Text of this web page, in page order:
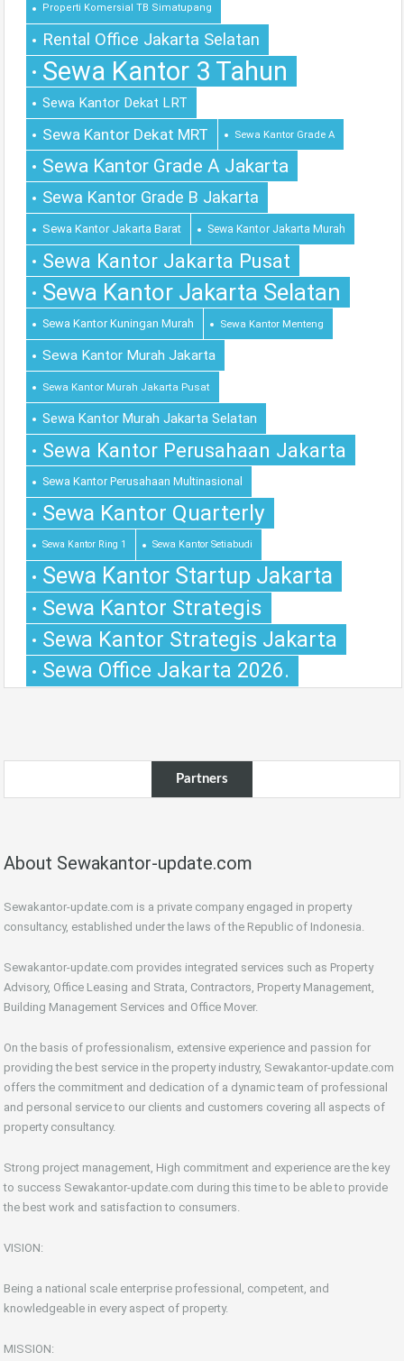
Properti Komersial TB Simatupang
Rental Office Jakarta Selatan
Sewa Kantor 3 Tahun
Sewa Kantor Dekat LRT
Sewa Kantor Dekat MRT Sewa Kantor Grade A
Sewa Kantor Grade A Jakarta
Sewa Kantor Grade B Jakarta
Sewa Kantor Jakarta Barat Sewa Kantor Jakarta Murah
Sewa Kantor Jakarta Pusat
Sewa Kantor Jakarta Selatan
Sewa Kantor Kuningan Murah Sewa Kantor Menteng
Sewa Kantor Murah Jakarta
Sewa Kantor Murah Jakarta Pusat
Sewa Kantor Murah Jakarta Selatan
Sewa Kantor Perusahaan Jakarta
Sewa Kantor Perusahaan Multinasional
Sewa Kantor Quarterly
Sewa Kantor Ring 1 Sewa Kantor Setiabudi
Sewa Kantor Startup Jakarta
Sewa Kantor Strategis
Sewa Kantor Strategis Jakarta
Sewa Office Jakarta 2026.
Partners
About Sewakantor-update.com
Sewakantor-update.com is a private company engaged in property
consultancy, established under the laws of the Republic of Indonesia.
Sewakantor-update.com provides integrated services such as Property
Advisory, Office Leasing and Strata, Contractors, Property Management,
Building Management Services and Office Mover.
On the basis of professionalism, extensive experience and passion for
providing the best service in the property industry, Sewakantor-update.com
offers the commitment and dedication of a dynamic team of professional
and personal service to our clients and customers covering all aspects of
property consultancy.
Strong project management, High commitment and experience are the key
to success Sewakantor-update.com during this time to be able to provide
the best work and satisfaction to consumers.
VISION:
Being a national scale enterprise professional, competent, and
knowledgeable in every aspect of property.
MISSION: